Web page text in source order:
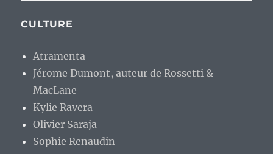
CULTURE
Atramenta
Jérome Dumont, auteur de Rossetti &
MacLane
Kylie Ravera
Olivier Saraja
Sophie Renaudin